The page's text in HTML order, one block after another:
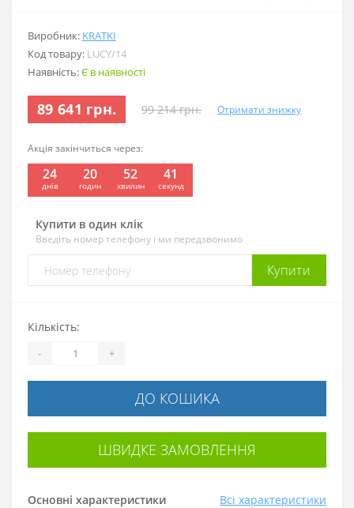
Виробник: KRATKI
Код товару: LUCY/14
Наявність:Є в наявності
89 641 грн. 99 214 грн. Отримати знижку
Акція закінчиться через:
24
днів
20
годин
52
хвилин
40
секунд
Купити в один клік
Введіть номер телефону і ми передзвонимо
Купити
Основні характеристики Всі характеристики
Кількість:
- +
ДО КОШИКА
ШВИДКЕ ЗАМОВЛЕННЯ